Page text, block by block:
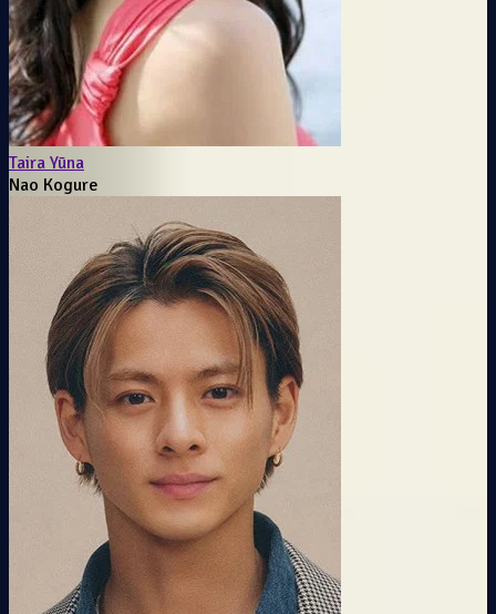
iluma-i-ve-iluma-i-prime-karsilastirmasi
Taira Yūna
Nao Kogure